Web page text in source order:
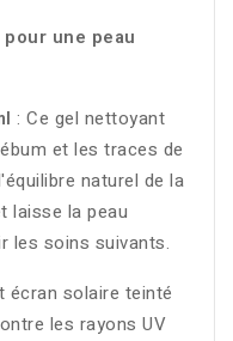
une peau
: Ce gel nettoyant
et les traces de
naturel de la
laisse la peau
les soins suivants.
écran solaire teinté
les rayons UV